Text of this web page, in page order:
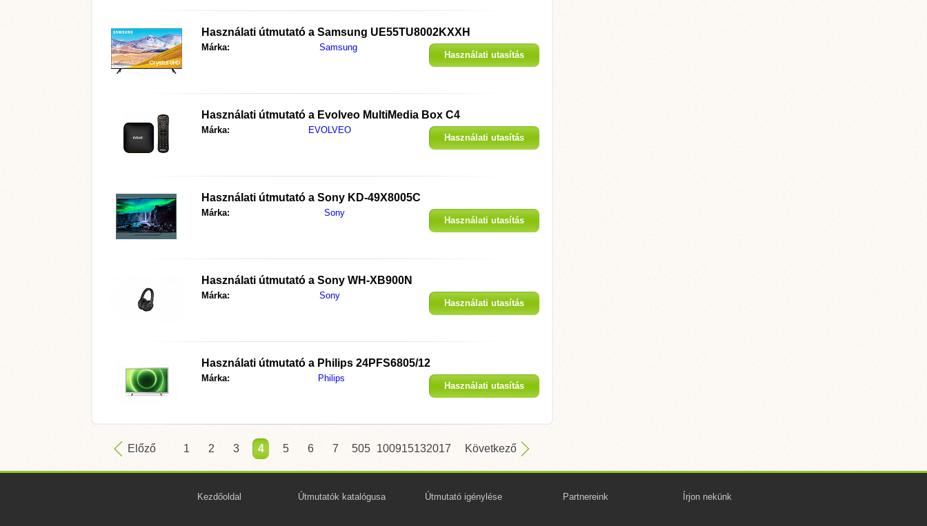
Használati útmutató a Samsung UE55TU8002KXXH
Márka: Samsung
Használati utasítás
Használati útmutató a Evolveo MultiMedia Box C4
Márka: EVOLVEO
Használati utasítás
Használati útmutató a Sony KD-49X8005C
Márka: Sony
Használati utasítás
Használati útmutató a Sony WH-XB900N
Márka: Sony
Használati utasítás
Használati útmutató a Philips 24PFS6805/12
Márka: Philips
Használati utasítás
Előző 1 2 3 4 5 6 7 505 100915132017 Következő
Kezdőoldal Útmutatók katalógusa Útmutató igénylése Partnereink Írjon nekünk